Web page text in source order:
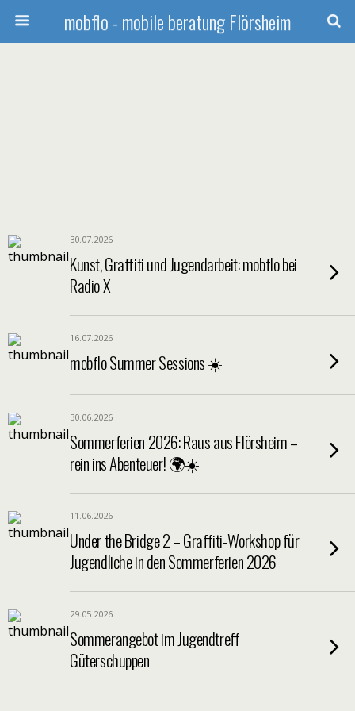
mobflo - mobile beratung Flörsheim
30.07.2026
Kunst, Graffiti und Jugendarbeit: mobflo bei
Radio X
16.07.2026
mobflo Summer Sessions ☀️
30.06.2026
Sommerferien 2026: Raus aus Flörsheim –
rein ins Abenteuer! 🌍☀️
11.06.2026
Under the Bridge 2 – Graffiti-Workshop für
Jugendliche in den Sommerferien 2026
29.05.2026
Sommerangebot im Jugendtreff
Güterschuppen